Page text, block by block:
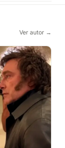
Ver autor →